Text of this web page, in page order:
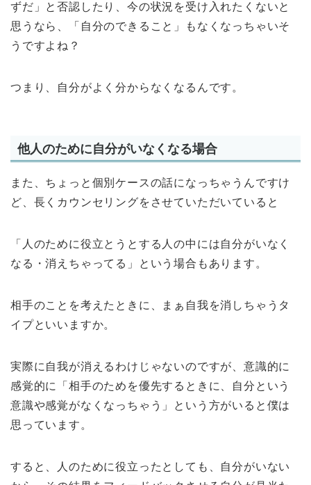
ずだ」と否認したり、今の状況を受け入れたくないと
思うなら、「自分のできること」もなくなっちゃいそ
うですよね？
つまり、自分がよく分からなくなるんです。
他人のために自分がいなくなる場合
また、ちょっと個別ケースの話になっちゃうんですけ
ど、長くカウンセリングをさせていただいていると
「人のために役立とうとする人の中には自分がいなく
なる・消えちゃってる」という場合もあります。
相手のことを考えたときに、まぁ自我を消しちゃうタ
イプといいますか。
実際に自我が消えるわけじゃないのですが、意識的に
感覚的に「相手のためを優先するときに、自分という
意識や感覚がなくなっちゃう」という方がいると僕は
思っています。
すると、人のために役立ったとしても、自分がいない